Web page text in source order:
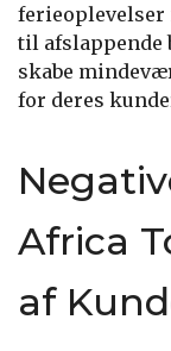
ferieoplevelser
til afslappende
skabe
for deres
Africa
af